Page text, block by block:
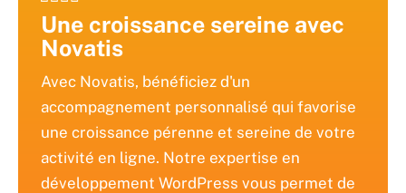
Une croissance sereine avec
Novatis
Avec Novatis, bénéficiez d'un
accompagnement personnalisé qui favorise
une croissance pérenne et sereine de votre
activité en ligne. Notre expertise en
développement WordPress vous permet de